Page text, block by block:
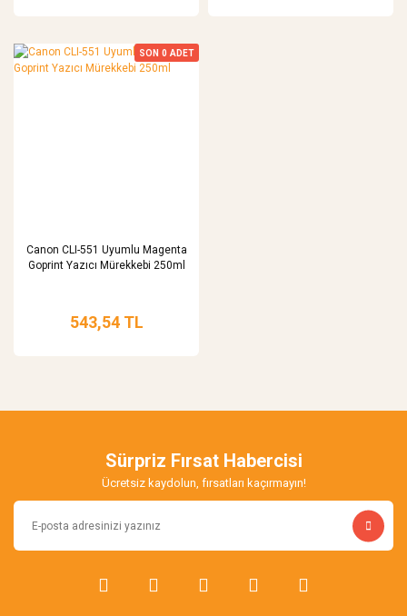
SON 0 ADET
Canon CLI-551 Uyumlu Magenta
Goprint Yazıcı Mürekkebi 250ml
543,54 TL
Sürpriz Fırsat Habercisi
Ücretsiz kaydolun, fırsatları kaçırmayın!